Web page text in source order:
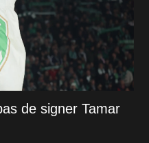
de signer Tamar